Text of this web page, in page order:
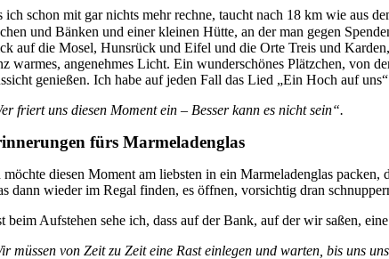
ich schon mit gar nichts mehr rechne, taucht nach 18 km wie aus
und Bänken und einer kleinen Hütte, an der man gegen
auf die Mosel, Hunsrück und Eifel und die Orte Treis und
warmes, angenehmes Licht. Ein wunderschönes Plätzchen, von
genießen. Ich habe auf jeden Fall das Lied „Ein Hoch auf
friert uns diesen Moment ein – Besser kann es nicht sein“.
fürs Marmeladenglas
möchte diesen Moment am liebsten in ein Marmeladenglas
dann wieder im Regal finden, es öffnen, vorsichtig dran
beim Aufstehen sehe ich, dass auf der Bank, auf der wir saßen,
müssen von Zeit zu Zeit eine Rast einlegen und warten, bis uns